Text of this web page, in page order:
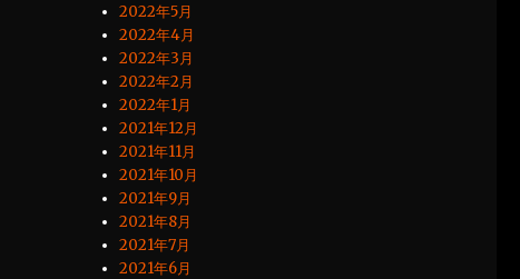
2022年5月
2022年4月
2022年3月
2022年2月
2022年1月
2021年12月
2021年11月
2021年10月
2021年9月
2021年8月
2021年7月
2021年6月